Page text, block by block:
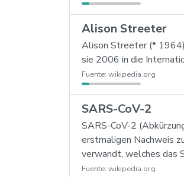
Alison Streeter
Alison Streeter (* 1964)
sie 2006 in die
Fuente: wikipedia.org
SARS-CoV-2
SARS-CoV-2
erstmaligen Nachweis
verwandt, welches das
Fuente: wikipedia.org